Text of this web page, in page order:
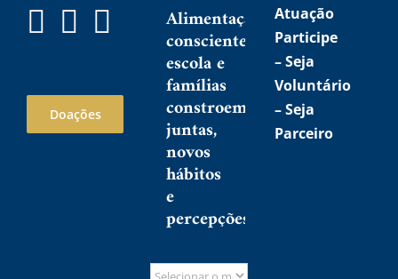
Doações
Alimentação
consciente:
escola e
famílias
constroem,
juntas,
novos
hábitos
e
percepções
Atuação
Participe
–Seja
Voluntário
–Seja
Parceiro